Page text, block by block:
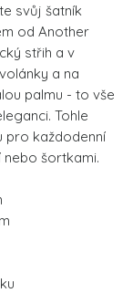
svůj šatník
od Another
střih a v
a na
palmu - to vše
Tohle
pro každodenní
nebo šortkami.